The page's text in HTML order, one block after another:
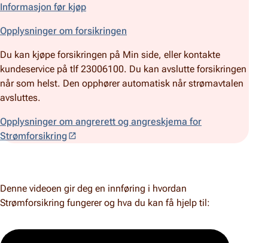
Informasjon før kjøp
Opplysninger om forsikringen
Du kan kjøpe forsikringen på Min side, eller kontakte
kundeservice på tlf 23006100. Du kan avslutte forsikringen
når som helst. Den opphører automatisk når strømavtalen
avsluttes.
Opplysninger om angrerett og angreskjema for
Strømforsikring
Denne videoen gir deg en innføring i hvordan
Strømforsikring fungerer og hva du kan få hjelp til: